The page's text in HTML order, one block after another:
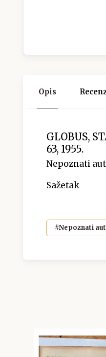
Opis
GLOBUS,
63, 1955.
Nepoznati
Sažetak
#Nepoznati